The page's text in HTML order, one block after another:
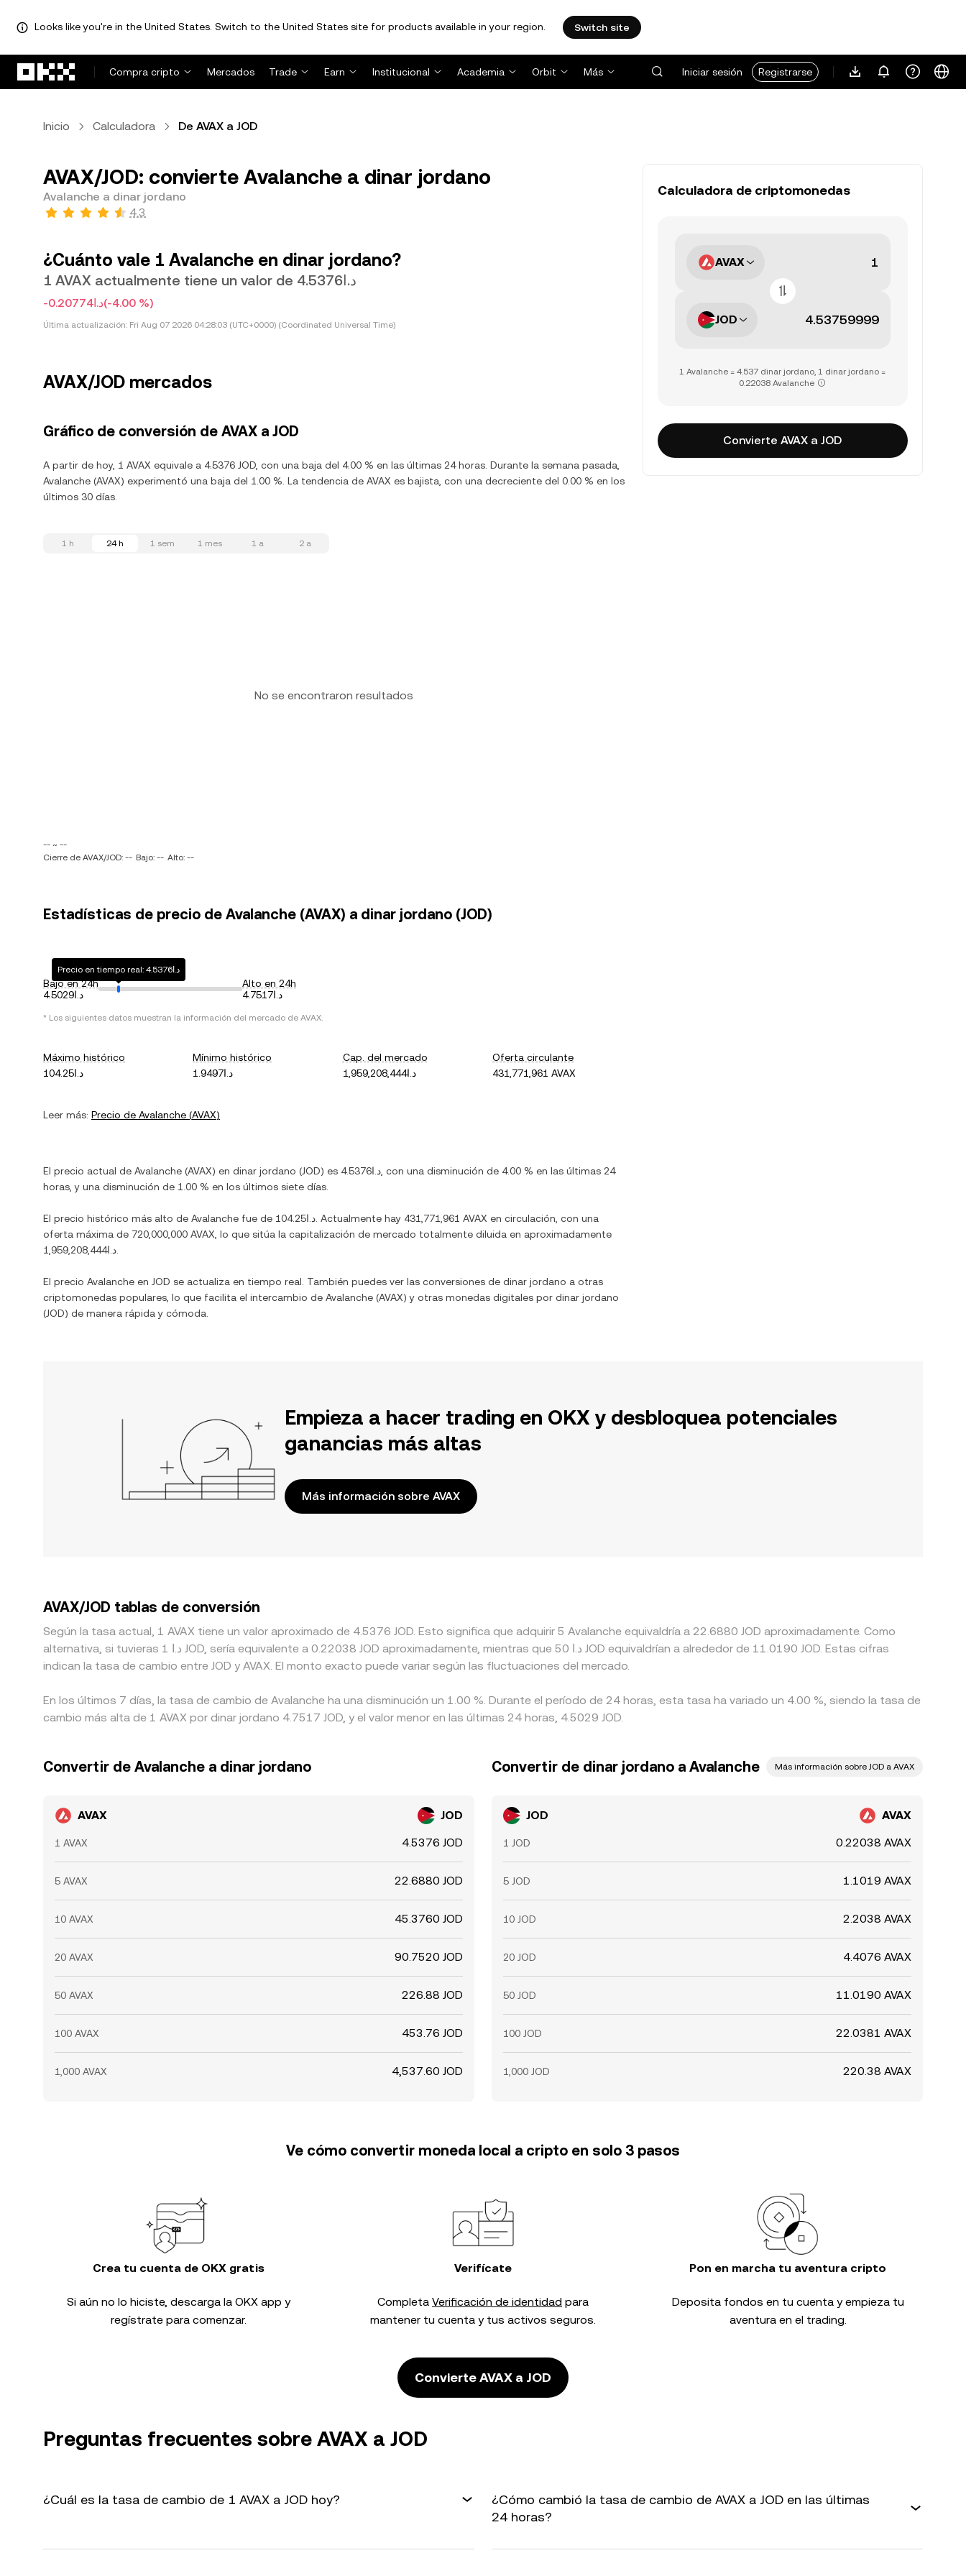
Looks like you're in the United States. Switch to the United States site for products available in your region. Switch site
Compra cripto
Mercados Trade Earn Institucional Academia Orbit Más Iniciar sesión Registrarse
Inicio Calculadora De AVAX a JOD
AVAX/JOD: convierte Avalanche a dinar jordano
Avalanche a dinar jordano
4.3
¿Cuánto vale 1 Avalanche en dinar jordano?
1 AVAX actualmente tiene un valor de د.ا4.5376
-د.ا0.20774(-4.00 %)
Última actualización: Fri Aug 07 2026 04:28:03 (UTC+0000) (Coordinated Universal Time)
AVAX/JOD mercados
Gráfico de conversión de AVAX a JOD
A partir de hoy, 1 AVAX equivale a 4.5376 JOD, con una baja del 4.00 % en las últimas 24 horas. Durante la semana pasada,
Avalanche (AVAX) experimentó una baja del 1.00 %. La tendencia de AVAX es bajista, con una decreciente del 0.00 % en los
últimos 30 días.
1 h 24 h 1 sem 1 mes 1 a 2 a
No se encontraron resultados
-- ~ --
Cierre de AVAX/JOD: -- Bajo: -- Alto: --
Estadísticas de precio de Avalanche (AVAX) a dinar jordano (JOD)
Bajo en 24h
د.ا4.5029
Precio en tiempo real: د.ا4.5376
Alto en 24h
د.ا4.7517
* Los siguientes datos muestran la información del mercado de AVAX.
Máximo histórico
د.ا104.25
Mínimo histórico
د.ا1.9497
Cap. del mercado
د.ا1,959,208,444
Oferta circulante
431,771,961 AVAX
Leer más: Precio de Avalanche (AVAX)
El precio actual de Avalanche (AVAX) en dinar jordano (JOD) es د.ا4.5376 , con una disminución de 4.00 % en las últimas 24
horas, y una disminución de 1.00 % en los últimos siete días.
El precio histórico más alto de Avalanche fue de د.ا104.25 . Actualmente hay 431,771,961 AVAX en circulación, con una
oferta máxima de 720,000,000 AVAX , lo que sitúa la capitalización de mercado totalmente diluida en aproximadamente
د.ا1,959,208,444
El precio Avalanche en JOD se actualiza en tiempo real. También puedes ver las conversiones de dinar jordano a otras
criptomonedas populares, lo que facilita el intercambio de Avalanche (AVAX) y otras monedas digitales por dinar jordano
(JOD) de manera rápida y cómoda.
Calculadora de criptomonedas
AVAX
JOD
1 Avalanche = 4.537 dinar jordano, 1 dinar jordano =
0.22038 Avalanche
Convierte AVAX a JOD
Empieza a hacer trading en OKX y desbloquea potenciales
ganancias más altas
Más información sobre AVAX
AVAX/JOD tablas de conversión
Según la tasa actual, 1 AVAX tiene un valor aproximado de 4.5376 JOD. Esto significa que adquirir 5 Avalanche equivaldría a 22.6880 JOD aproximadamente. Como
alternativa, si tuvieras 1 د.ا JOD, sería equivalente a 0.22038 JOD aproximadamente, mientras que 50 د.ا JOD equivaldrían a alrededor de 11.0190 JOD. Estas cifras
indican la tasa de cambio entre JOD y AVAX. El monto exacto puede variar según las fluctuaciones del mercado.
En los últimos 7 días, la tasa de cambio de Avalanche ha una disminución un 1.00 %. Durante el período de 24 horas, esta tasa ha variado un 4.00 %, siendo la tasa de
cambio más alta de 1 AVAX por dinar jordano 4.7517 JOD, y el valor menor en las últimas 24 horas, 4.5029 JOD.
Convertir de Avalanche a dinar jordano
AVAX JOD
1 AVAX 4.5376 JOD
5 AVAX 22.6880 JOD
10 AVAX 45.3760 JOD
20 AVAX 90.7520 JOD
50 AVAX 226.88 JOD
100 AVAX 453.76 JOD
1,000 AVAX 4,537.60 JOD
Convertir de dinar jordano a Avalanche Más información sobre JOD a AVAX
JOD AVAX
1 JOD 0.22038 AVAX
5 JOD 1.1019 AVAX
10 JOD 2.2038 AVAX
20 JOD 4.4076 AVAX
50 JOD 11.0190 AVAX
100 JOD 22.0381 AVAX
1,000 JOD 220.38 AVAX
Ve cómo convertir moneda local a cripto en solo 3 pasos
Crea tu cuenta de OKX gratis
Si aún no lo hiciste, descarga la OKX app y
regístrate para comenzar.
Verifícate
Completa Verificación de identidad para
mantener tu cuenta y tus activos seguros.
Pon en marcha tu aventura cripto
Deposita fondos en tu cuenta y empieza tu
aventura en el trading.
Convierte AVAX a JOD
Preguntas frecuentes sobre AVAX a JOD
¿Cuál es la tasa de cambio de 1 AVAX a JOD hoy?
¿Cómo cambió la tasa de cambio de AVAX a JOD en las últimas
24 horas?